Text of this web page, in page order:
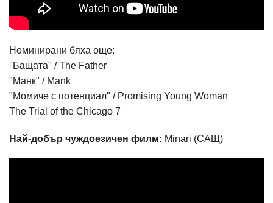
Номинирани бяха още:
"Бащата" / The Father
"Манк" / Mank
"Момиче с потенциал" / Promising Young Woman
The Trial of the Chicago 7
Най-добър чуждоезичен филм: Minari (САЩ)